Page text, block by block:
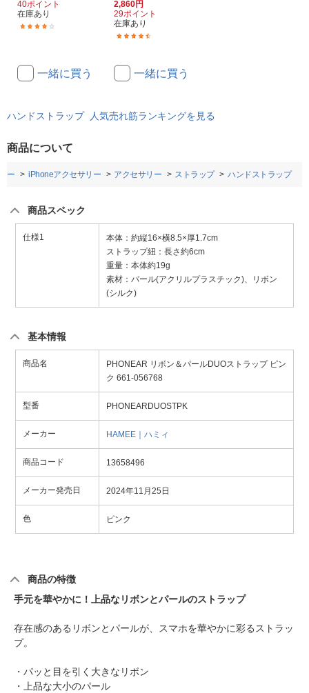
40ポイント
在庫あり
一緒に買う
2,860円
29ポイント
在庫あり
一緒に買う
ハンドストラップ 人気売れ筋ランキングを見る
商品について
ー iPhoneアクセサリー アクセサリー ストラップ ハンドストラップ
商品スペック
仕様1
本体：約縦16×横8.5×厚1.7cm
ストラップ紐：長さ約6cm
重量：本体約19g
素材：パール(アクリルプラスチック)、リボン
(シルク)
基本情報
商品名
PHONEAR リボン＆パールDUOストラップ ピン
ク 661-056768
型番 PHONEARDUOSTPK
メーカー HAMEE｜ハミィ
商品コード 13658496
メーカー発売日 2024年11月25日
色 ピンク
商品の特徴
手元を華やかに！上品なリボンとパールのストラップ
存在感のあるリボンとパールが、スマホを華やかに彩るストラッ
プ。
・パッと目を引く大きなリボン
・上品な大小のパール